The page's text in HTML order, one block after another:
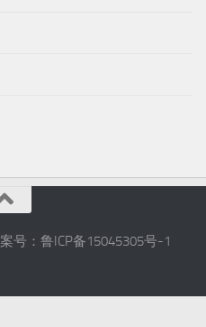
号：鲁ICP备15045305号-1